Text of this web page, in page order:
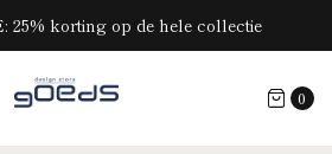
25% korting op de hele collectie
0